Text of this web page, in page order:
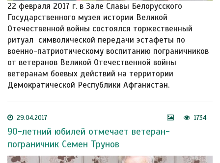
22 февраля 2017 г. в Зале Славы Белорусского
Государственного музея истории Великой
Отечественной войны состоялся торжественный
ритуал символической передачи эстафеты по
военно-патриотическому воспитанию пограничников
от ветеранов Великой Отечественной войны
ветеранам боевых действий на территории
Демократической Республики Афганистан.
29.04.2017 1734
90-летний юбилей отмечает ветеран-
пограничник Семен Трунов